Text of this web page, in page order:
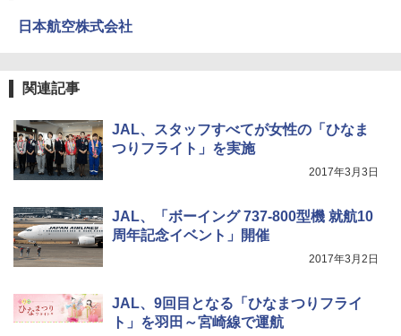
A26 地球の歩き方 チェコ ポーランド スロヴ
￥2,277
[キャンパーズコレクション 山善] 傘みたいに
広げるだけ パッとサッとテント ブラックコ
ーティング フルクローズ メッシュ 3-4人用
簡単設置 ポップアップテント エクルベージ
￥9,990
広げるだけ パッとサッとテント キューブワ
イド ブラックコーティング フルクローズ メ
ッシュ 4人用 簡単設置 ポップアップテント P
BUNDOK(バンドック)ソロ ドーム 1 EX BDK
-08EX カーキ ソロキャンプ ポリエステル フ
￥14,800
通気窓付き】収納袋付き UVカット 防水 防災
コンパクト iimono117 (ブルー)
日本航空株式会社
関連記事
JAL、スタッフすべてが女性の「ひなま
つりフライト」を実施
2017年3月3日
JAL、「ボーイング 737-800型機 就航10
周年記念イベント」開催
2017年3月2日
JAL、9回目となる「ひなまつりフライ
ト」を羽田～宮崎線で運航